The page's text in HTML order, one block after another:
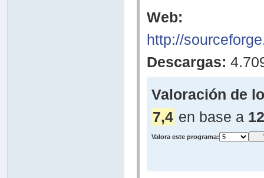
Web:
http://
Descargas:
Valoración de
7,4 en base a
Valora este programa: